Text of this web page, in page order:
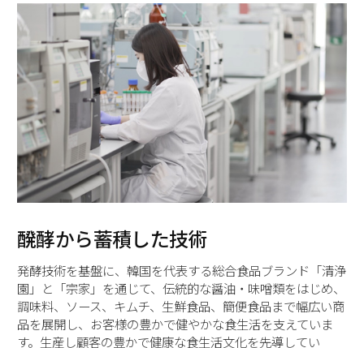
醗酵から蓄積した技術
発酵技術を基盤に、韓国を代表する総合食品ブランド「清浄
園」と「宗家」を通じて、伝統的な醤油・味噌類をはじめ、
調味料、ソース、キムチ、生鮮食品、簡便食品まで幅広い商
品を展開し、お客様の豊かで健やかな食生活を支えていま
す。生産し顧客の豊かで健康な食生活文化を先導してい